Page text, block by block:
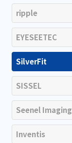
ワイヤレス・無
線対応
MRI対応
システム・周辺
構成
装置本体
ripple
EYESEETEC
SilverFit
SISSEL
Seenel Imaging
Inventis